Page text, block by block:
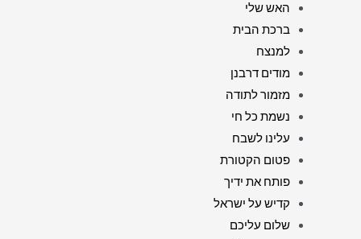
האש שלי
ברכת הבית
למנצח
מודים דרבנן
מזמור לתודה
נשמת כל חי
עלינו לשבח
פטום הקטורת
פותח את ידיך
קדיש על ישראל
שלום עליכם